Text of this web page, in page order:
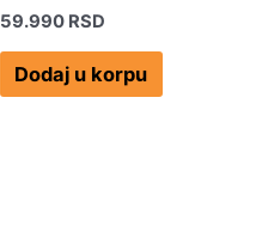
59.990 RSD
Dodaj u korpu